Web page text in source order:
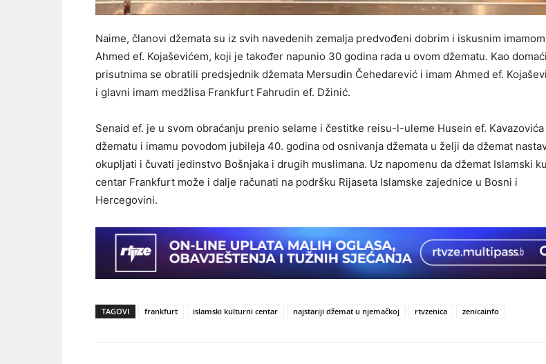
Naime, članovi džemata su iz svih navedenih zemalja predvođeni dobrim i iskusnim imamom
Ahmed ef. Kojaševićem, koji je također napunio 30 godina rada u ovom džematu. Kao
prisutnima se obratili predsjednik džemata Mersudin Čehedarević i imam Ahmed ef.
i glavni imam medžlisa Frankfurt Fahrudin ef. Džinić.
Senaid ef. je u svom obraćanju prenio selame i čestitke reisu-l-uleme Husein ef. Kavazovića
džematu i imamu povodom jubileja 40. godina od osnivanja džemata u želji da džemat
okupljati i čuvati jedinstvo Bošnjaka i drugih muslimana. Uz napomenu da džemat Islamski
centar Frankfurt može i dalje računati na podršku Rijaseta Islamske zajednice u Bosni i
Hercegovini.
TAGOVI frankfurt islamski kulturni centar najstariji džemat u njemačkoj rtvzenica zenicainfo